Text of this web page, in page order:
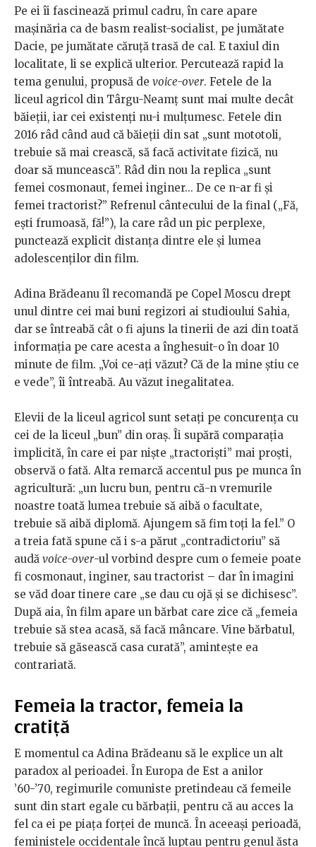
Pe ei îi fascinează primul cadru, în care apare
mașinăria ca de basm realist-socialist, pe jumătate
Dacie, pe jumătate căruță trasă de cal. E taxiul din
localitate, li se explică ulterior. Percutează rapid la
tema genului, propusă de voice-over. Fetele de la
liceul agricol din Târgu-Neamț sunt mai multe decât
băieții, iar cei existenți nu-i mulțumesc. Fetele din
2016 râd când aud că băieții din sat „sunt mototoli,
trebuie să mai crească, să facă activitate fizică, nu
doar să muncească”. Râd din nou la replica „sunt
femei cosmonaut, femei inginer... De ce n-ar fi și
femei tractorist?” Refrenul cântecului de la final („Fă,
ești frumoasă, fă!”), la care râd un pic perplexe,
punctează explicit distanța dintre ele și lumea
adolescenților din film.
Adina Brădeanu îl recomandă pe Copel Moscu drept
unul dintre cei mai buni regizori ai studioului Sahia,
dar se întreabă cât o fi ajuns la tinerii de azi din toată
informația pe care acesta a înghesuit-o în doar 10
minute de film. „Voi ce-ați văzut? Că de la mine știu ce
e vede”, îi întreabă. Au văzut inegalitatea.
Elevii de la liceul agricol sunt setați pe concurența cu
cei de la liceul „bun” din oraș. Îi supără comparația
implicită, în care ei par niște „tractoriști” mai proști,
observă o fată. Alta remarcă accentul pus pe munca în
agricultură: „un lucru bun, pentru că-n vremurile
noastre toată lumea trebuie să aibă o facultate,
trebuie să aibă diplomă. Ajungem să fim toți la fel.” O
a treia fată spune că i s-a părut „contradictoriu” să
audă voice-over-ul vorbind despre cum o femeie poate
fi cosmonaut, inginer, sau tractorist – dar în imagini
se văd doar tinere care „se dau cu ojă și se dichisesc”.
După aia, în film apare un bărbat care zice că „femeia
trebuie să stea acasă, să facă mâncare. Vine bărbatul,
trebuie să găsească casa curată”, amintește ea
contrariată.
Femeia la tractor, femeia la
cratiță
E momentul ca Adina Brădeanu să le explice un alt
paradox al perioadei. În Europa de Est a anilor
’60-’70, regimurile comuniste pretindeau că femeile
sunt din start egale cu bărbații, pentru că au acces la
fel ca ei pe piața forței de muncă. În aceeași perioadă,
feministele occidentale încă luptau pentru genul ăsta